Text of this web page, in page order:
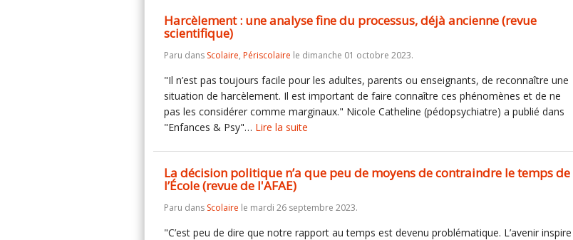
Harcèlement : une analyse fine du processus, déjà ancienne (revue
scientifique)
Paru dans Scolaire, Périscolaire le dimanche 01 octobre 2023.
"Il n’est pas toujours facile pour les adultes, parents ou enseignants, de reconnaître une
situation de harcèlement. Il est important de faire connaître ces phénomènes et de ne
pas les considérer comme marginaux." Nicole Catheline (pédopsychiatre) a publié dans
"Enfances & Psy"… Lire la suite
La décision politique n’a que peu de moyens de contraindre le temps de
l’École (revue de l'AFAE)
Paru dans Scolaire le mardi 26 septembre 2023.
"C’est peu de dire que notre rapport au temps est devenu problématique. L’avenir inspire